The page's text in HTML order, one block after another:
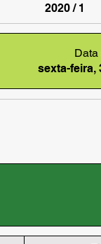
2020 / 1
sexta-feira,